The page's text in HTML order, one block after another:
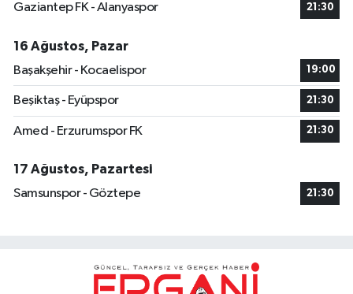
Gaziantep FK - Alanyaspor 21:30
16 Ağustos, Pazar
Başakşehir - Kocaelispor
19:00
Beşiktaş - Eyüpspor 21:30
Amed - Erzurumspor FK 21:30
17 Ağustos, Pazartesi
Samsunspor - Göztepe
21:30